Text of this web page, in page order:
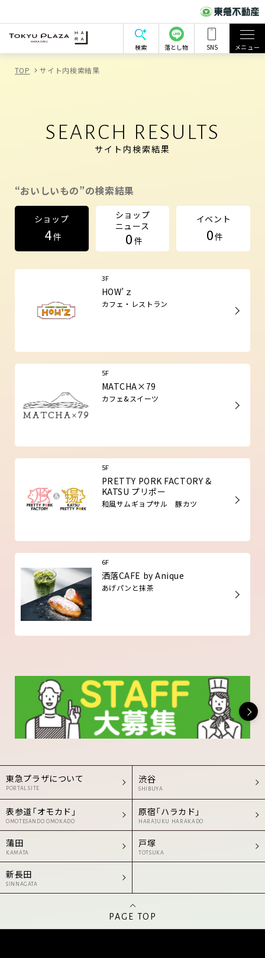
検索 落とし物 SNS メニュー
TOP サイト内検索結果
SEARCH RESULTS
サイト内検索結果
“おいしいもの”の検索結果
ショップ
4件
ショップ
ニュース
0 件
イベント
0件
3F
HOW’ｚ
カフェ・レストラン
5F
MATCHA×79
カフェ&スイーツ
5F
PRETTY PORK FACTORY &
KATSU プリポー
和風サムギョプサル 豚カツ
6F
洒落CAFE by Anique
あげパンと抹茶
東急プラザについて
PORTAL SITE
渋谷
SHIBUYA
表参道「オモカド」
OMOTESANDO OMOKADO
原宿「ハラカド」
HARAJUKU HARAKADO
蒲田
KAMATA
戸塚
TOTSUKA
新長田
SINNAGATA
PAGE TOP